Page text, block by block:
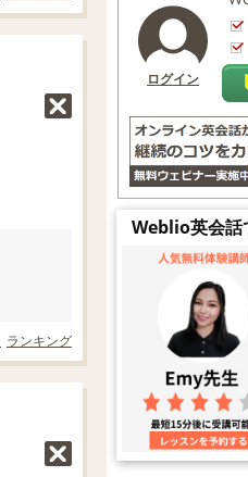
ランキング
ログイン
Weblio英会話